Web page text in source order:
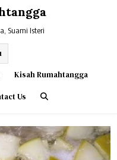
Suami Isteri
Kisah Rumahtangga
Us